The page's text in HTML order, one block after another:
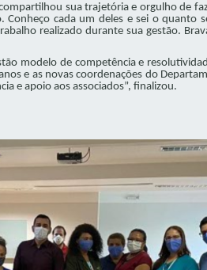
sua trajetória e orgulho de
cada um deles e sei o
realizado durante sua gestão.
modelo de competência e
e as novas coordenações do
e apoio aos associados”, finalizou.